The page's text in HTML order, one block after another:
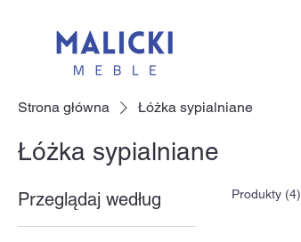
Strona główna Łóżka sypialniane
Łóżka sypialniane
Przeglądaj według Produkty (4)